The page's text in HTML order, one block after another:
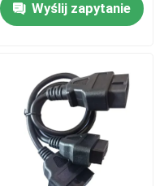
Wyślij zapytanie